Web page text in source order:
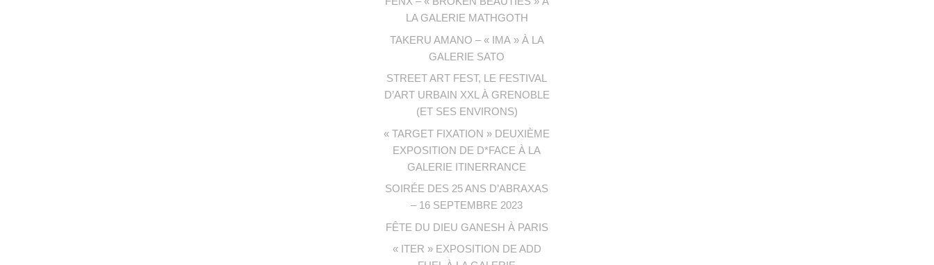
LA GALERIE MATHGOTH
TAKERU AMANO – « IMA » À LA
GALERIE SATO
STREET ART FEST, LE FESTIVAL
D’ART URBAIN XXL À GRENOBLE
(ET SES ENVIRONS)
« TARGET FIXATION » DEUXIÈME
EXPOSITION DE D*FACE À LA
GALERIE ITINERRANCE
SOIRÉE DES 25 ANS D’ABRAXAS
– 16 SEPTEMBRE 2023
FÊTE DU DIEU GANESH À PARIS
« ITER » EXPOSITION DE ADD